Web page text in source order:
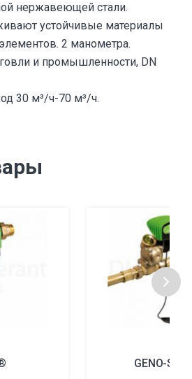
нержавеющей стали.
устойчивые материалы
2 манометра.
и промышленности, DN
30 м³/ч-70 м³/ч.
GENO-